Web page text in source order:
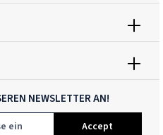
NEWSLETTER AN!
Accept